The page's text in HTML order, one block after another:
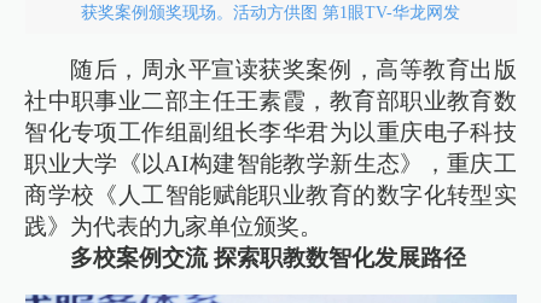
获奖案例颁奖现场。活动方供图 第1眼TV-华龙网发
随后，周永平宣读获奖案例，高等教育出版
社中职事业二部主任王素霞，教育部职业教育数
智化专项工作组副组长李华君为以重庆电子科技
职业大学《以AI构建智能教学新生态》，重庆工
商学校《人工智能赋能职业教育的数字化转型实
践》为代表的九家单位颁奖。
多校案例交流 探索职教数智化发展路径